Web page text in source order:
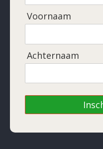
Voornaam
Achternaam